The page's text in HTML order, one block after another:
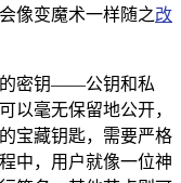
像变魔术一样随之改
的密钥——公钥和私
以毫无保留地公开，
宝藏钥匙，需要严格
中，用户就像一位神